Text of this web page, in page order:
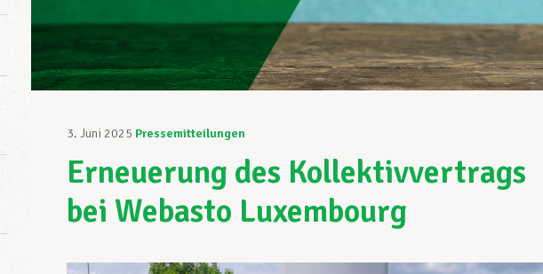
3. Juni 2025 Pressemitteilungen
Erneuerung des Kollektivvertrags
bei Webasto Luxembourg